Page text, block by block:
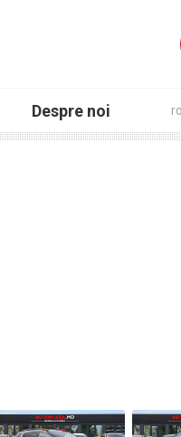
Despre noi ro